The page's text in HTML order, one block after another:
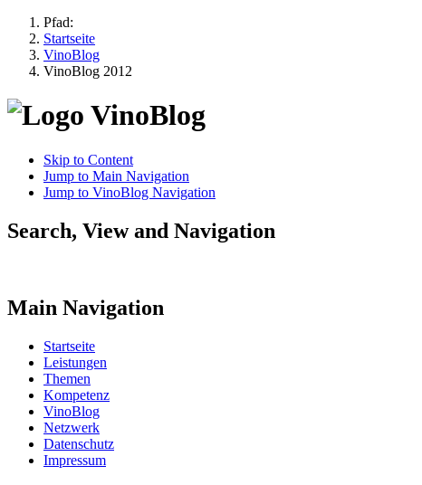
Pfad:
Startseite
VinoBlog
VinoBlog 2012
Skip to Content
Jump to Main Navigation
Jump to VinoBlog Navigation
Search, View and Navigation
Main Navigation
Startseite
Leistungen
Themen
Kompetenz
VinoBlog
Netzwerk
Datenschutz
Impressum